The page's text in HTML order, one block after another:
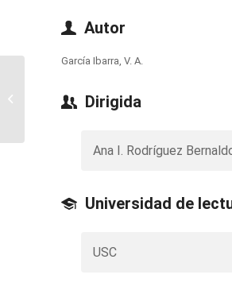
Autor
García Ibarra, V. A.
Dirigida
Ana I. Rodríguez
Universidad de
USC
packaging: study of the
key parameters in the